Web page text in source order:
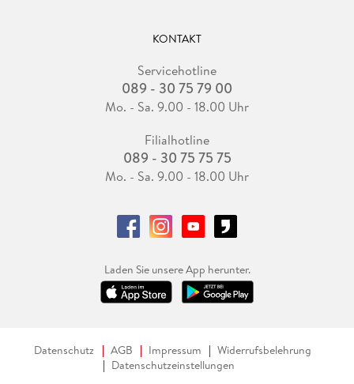
KONTAKT
Servicehotline
089 - 30 75 79 00
Mo. - Sa. 9.00 - 18.00 Uhr
Filialhotline
089 - 30 75 75 75
Mo. - Sa. 9.00 - 18.00 Uhr
Laden Sie unsere App herunter.
Datenschutz AGB Impressum
Widerrufsbelehrung
Datenschutzeinstellungen